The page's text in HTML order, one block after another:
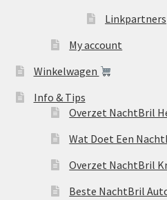
Linkpartners
My account
Winkelwagen
Info & Tips
Overzet NachtBril
Wat Doet Een
Overzet NachtBril
Beste NachtBril